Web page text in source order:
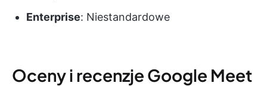
Enterprise: Niestandardowe
Oceny i recenzje Google Meet